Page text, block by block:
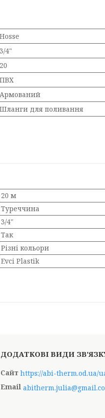
Hosse
3/4"
20
ПВХ
Армований
Шланги для поливання
20 м
Туреччина
3/4"
Так
Різні кольори
Evci Plastik
https://abi-therm.od.ua/